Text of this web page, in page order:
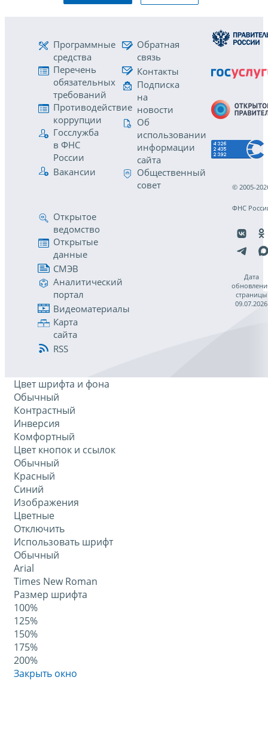
Программные
средства
Перечень
обязательных
требований
Противодействие
коррупции
Госслужба
в ФНС
России
Вакансии
Обратная
связь
Контакты
Подписка
на
новости
Об
использовании
информации
сайта
Общественный
совет
Открытое
ведомство
Открытые
данные
СМЭВ
Аналитический
портал
Видеоматериалы
Карта
сайта
RSS
© 2005-
ФНС
Дата
страницы
09.07.2026
Цвет шрифта и фона
Обычный
Контрастный
Инверсия
Комфортный
Цвет кнопок и ссылок
Обычный
Красный
Синий
Изображения
Цветные
Отключить
Использовать шрифт
Обычный
Arial
Times New Roman
Размер шрифта
100%
125%
150%
175%
200%
Закрыть окно